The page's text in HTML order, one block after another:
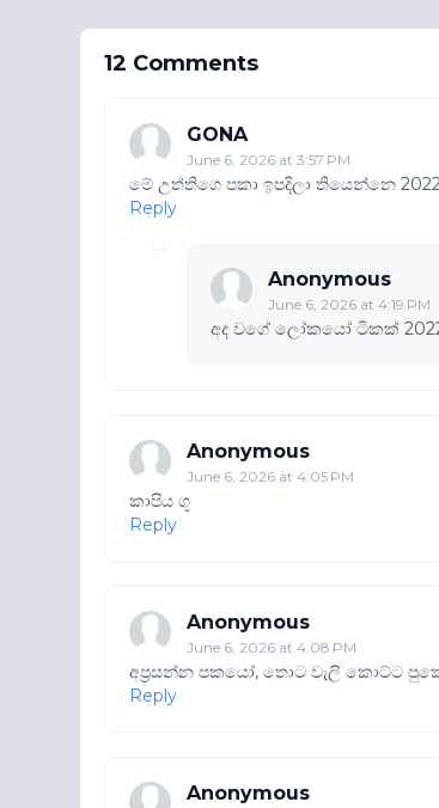
12 Comments
GONA
June 6, 2026 at 3:57 PM
මේ උත්තිගෙ පකා ඉපදිලා තියෙන්නෙ
Reply
Anonymous
June 6, 2026 at 4:19 PM
අද වගේ ලෝකයෝ ටිකක්
Anonymous
June 6, 2026 at 4:05 PM
කාපිය ගූ
Reply
Anonymous
June 6, 2026 at 4:08 PM
අප්‍රසන්න පකයෝ, තොට වැලි කොට්ට
Reply
Anonymous